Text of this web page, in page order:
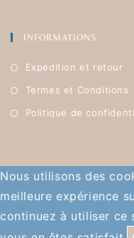
INFORMATIONS
Expédition et retour
Termes et Conditions
Politique de
Nous utilisons des
meilleure expérience
continuez à utiliser ce